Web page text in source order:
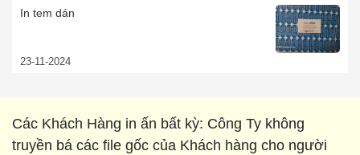
In tem dán
23-11-2024
Các Khách Hàng in ấn bất kỳ: Công Ty không
truyền bá các file gốc của Khách hàng cho người